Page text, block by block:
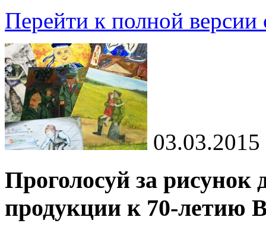
Перейти к полной версии
03.03.2015
Проголосуй за
продукции к 70-летию